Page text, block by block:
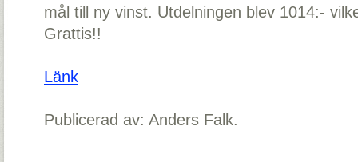
mål till ny vinst. Utdelningen blev 1014:-
Grattis!!
Länk
Publicerad av: Anders Falk.